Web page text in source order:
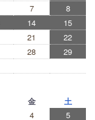
7
8
14
15
21
22
28
29
金
土
4 5